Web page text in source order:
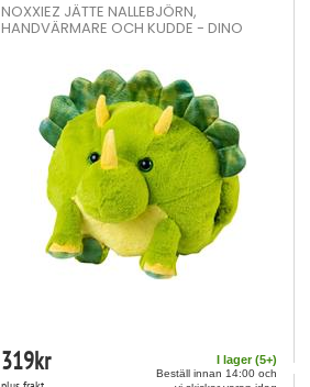
NOXXIEZ JÄTTE NALLEBJÖRN,
HANDVÄRMARE OCH KUDDE - DINO
319kr I lager (5+)
Beställ innan 14:00 och